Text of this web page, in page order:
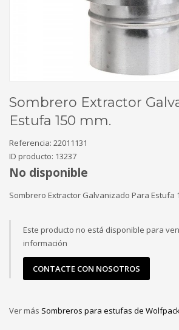
Sombrero Extractor
Estufa 150 mm.
Referencia: 22011131
ID producto: 13237
No disponible
Sombrero Extractor Galvanizado Para Estufa
Este producto no está disponible para
información
CONTACTE CON NOSOTROS
Ver más Sombreros para estufas de